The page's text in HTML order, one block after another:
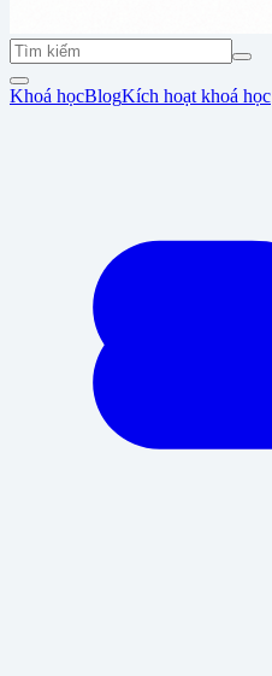
Khoá họcBlogKích hoạt khoá học